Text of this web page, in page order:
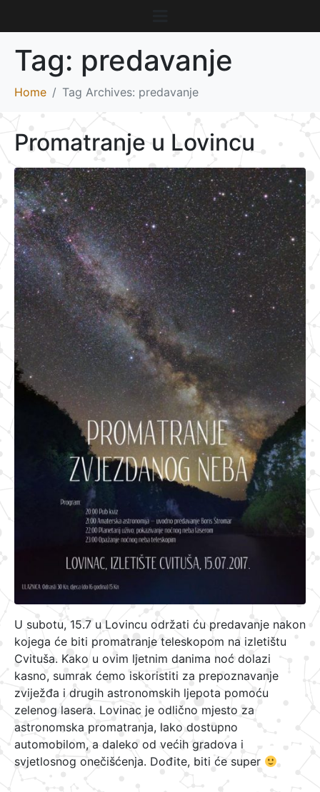
Tag: predavanje
Home Tag Archives: predavanje
Promatranje u Lovincu
U subotu, 15.7 u Lovincu održati ću predavanje nakon
kojega će biti promatranje teleskopom na izletištu
Cvituša. Kako u ovim ljetnim danima noć dolazi
kasno, sumrak ćemo iskoristiti za prepoznavanje
zviježđa i drugih astronomskih ljepota pomoću
zelenog lasera. Lovinac je odlično mjesto za
astronomska promatranja, lako dostupno
automobilom, a daleko od većih gradova i
svjetlosnog onečišćenja. Dođite, biti će super